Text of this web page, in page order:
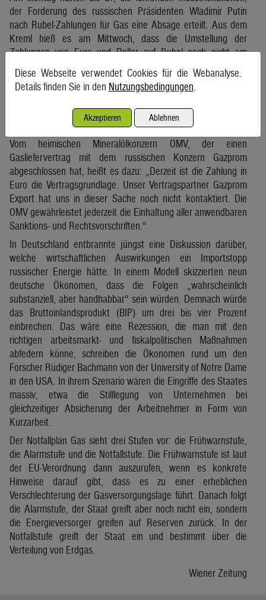
der Forderung des russischen Präsidenten Wladimir Putin
nach Rubel-Zahlungen für Gas eine Absage erteilt. Aus dem
Kreml hieß es am Mittwoch, dass die Umstellung der
Zahlungen von Euro und Dollar auf Rubel noch nicht am
die Bezahlung seien getrennte Prozesse, sagte Kreml-
Sprecher Dmitri Peskow, der vergangene Woche noch mit der
Aussage zitiert wurde: „Keine Bezahlung – kein Gas.“
Gaslieferstopp „handhabbar“
Vom heimischen Mineralölkonzern OMV, der einen
Gasliefervertrag mit dem russischen Konzern Gazprom
abgeschlossen hat, heißt es dazu: „Derzeit ist die Zahlung in
Euro die Vertragsgrundlage. Unser Vertragspartner Gazprom
Export hat uns in dieser Sache noch nicht kontaktiert. Die
OMV gewährleistet jederzeit die Einhaltung aller anwendbaren
Sanktions- und Rechtsvorschriften.“
In Deutschland entbrannte jüngst eine Diskussion darüber,
welche wirtschaftlichen Auswirkungen ein Importstopp
russischer Energie hätte. In einem Modell skizzierten neun
deutsche Ökonomen, dass die Folgen „wahrscheinlich
substanziell, aber handhabbar“ sein würden. Demnach würde
das Bruttoinlandsprodukt (BIP) um drei bis vier Prozent
einbrechen. Das wäre eine Rezession, die man mit den
richtigen arbeitsmarkt- und fiskalpolitischen Maßnahmen
abfedern könne, schreiben die Ökonomen rund um den
Forscher Rüdiger Bachmann von der University of Notre Dame
in den USA. In ihrem Szenario wären die Eingriffe des Staates
massiv, etwa die Stilllegung von Unternehmen bei
gleichzeitiger Absicherung der Arbeitnehmer in Form von
Kurzarbeit.
Der Notfallplan Gas sieht drei Stufen vor: die Frühwarnstufe,
die Alarmstufe und die Notfallstufe. Die Frühwarnstufe ist laut
der EU-Verordnung dann auszurufen, wenn es konkrete
Hinweise darauf gibt, dass es zu einer erheblichen
Verschlechterung der Gasversorgungslage führt. Danach folgt
die Alarmstufe, der Staat greift aber noch nicht ein, sondern
die Energieversorger greifen auf Reserven zurück. In der
Notfallstufe greift der Staat ein und bestimmt über die
Verteilung von Erdgas.
Wiener Zeitung
Diese Webseite verwendet Cookies für die Webanalyse.
Details finden Sie in den Nutzungsbedingungen
Akzeptieren Ablehnen